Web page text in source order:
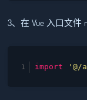
3、在 Vue 入口文件
import '@/